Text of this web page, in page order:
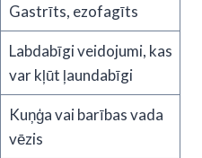
Gastrīts, ezofagīts
Labdabīgi veidojumi, kas
var kļūt ļaundabīgi
Kuņģa vai barības vada
vēzis